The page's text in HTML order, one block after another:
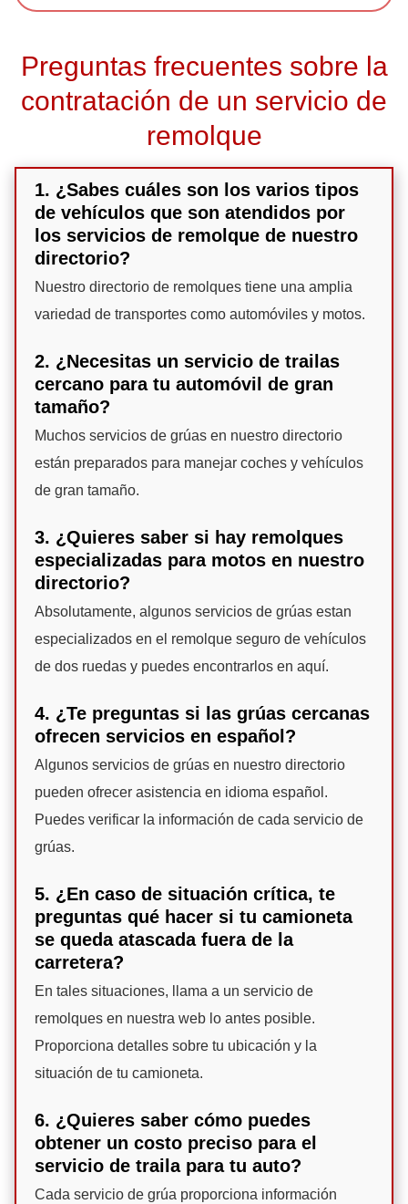
Preguntas frecuentes sobre la
contratación de un servicio de
remolque
1. ¿Sabes cuáles son los varios tipos
de vehículos que son atendidos por
los servicios de remolque de nuestro
directorio?
Nuestro directorio de remolques tiene una amplia
variedad de transportes como automóviles y motos.
2. ¿Necesitas un servicio de trailas
cercano para tu automóvil de gran
tamaño?
Muchos servicios de grúas en nuestro directorio
están preparados para manejar coches y vehículos
de gran tamaño.
3. ¿Quieres saber si hay remolques
especializadas para motos en nuestro
directorio?
Absolutamente, algunos servicios de grúas estan
especializados en el remolque seguro de vehículos
de dos ruedas y puedes encontrarlos en aquí.
4. ¿Te preguntas si las grúas cercanas
ofrecen servicios en español?
Algunos servicios de grúas en nuestro directorio
pueden ofrecer asistencia en idioma español.
Puedes verificar la información de cada servicio de
grúas.
5. ¿En caso de situación crítica, te
preguntas qué hacer si tu camioneta
se queda atascada fuera de la
carretera?
En tales situaciones, llama a un servicio de
remolques en nuestra web lo antes posible.
Proporciona detalles sobre tu ubicación y la
situación de tu camioneta.
6. ¿Quieres saber cómo puedes
obtener un costo preciso para el
servicio de traila para tu auto?
Cada servicio de grúa proporciona información